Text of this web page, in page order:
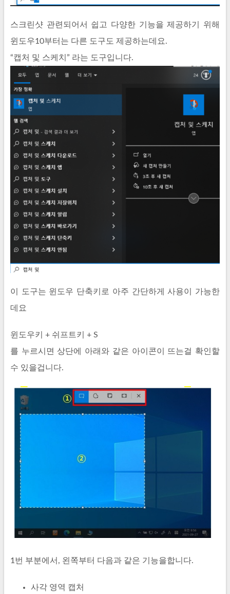
스크린샷 관련되어서 쉽고 다양한 기능을 제공하기 위해
윈도우10부터는 다른 도구도 제공하는데요.
“캡처 및 스케치” 라는 도구입니다.
이 도구는 윈도우 단축키로 아주 간단하게 사용이 가능한
데요
윈도우키 + 쉬프트키 + S
를 누르시면 상단에 아래와 같은 아이콘이 뜨는걸 확인할
수 있을겁니다.
1번 부분에서, 왼쪽부터 다음과 같은 기능을합니다.
사각 영역 캡처